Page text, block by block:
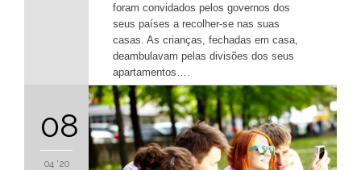
foram convidados pelos governos dos
seus países a recolher-se nas suas
casas. As crianças, fechadas em casa,
deambulavam pelas divisões dos seus
apartamentos….
08
04 '20